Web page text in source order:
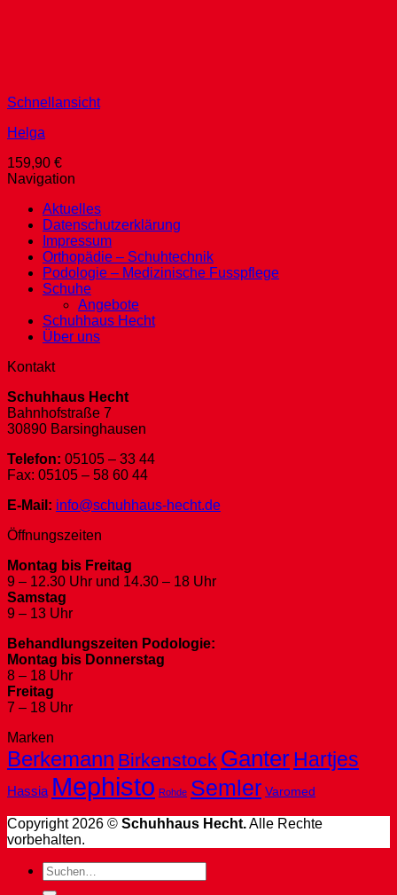
Schnellansicht
Helga
159,90 €
Navigation
Aktuelles
Datenschutzerklärung
Impressum
Orthopädie – Schuhtechnik
Podologie – Medizinische Fusspflege
Schuhe
Angebote
Schuhhaus Hecht
Über uns
Kontakt
Schuhhaus Hecht
Bahnhofstraße 7
30890 Barsinghausen
Telefon: 05105 – 33 44
Fax: 05105 – 58 60 44
E-Mail: info@schuhhaus-hecht.de
Öffnungszeiten
Montag bis Freitag
9 – 12.30 Uhr und 14.30 – 18 Uhr
Samstag
9 – 13 Uhr
Behandlungszeiten Podologie:
Montag bis Donnerstag
8 – 18 Uhr
Freitag
7 – 18 Uhr
Marken
Berkemann Birkenstock GanterHartjes
Hassia Mephisto Rohde Semler Varomed
Copyright 2026 © Schuhhaus Hecht.Alle Rechte
vorbehalten.
Suche
nach: